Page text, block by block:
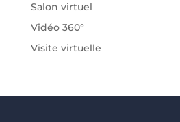
Salon virtuel
Vidéo 360°
Visite virtuelle